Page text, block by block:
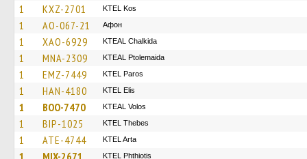
1 KXZ-2701 KTEL Kos
1 AO-067-21 Афон
1 XAO-6929 KTEAL Chalkida
1 MNA-2309 KTEAL Ptolemaida
1 EMZ-7449 KTEL Paros
1 HAN-4180 KTEL Elis
1 BOO-7470 KTEAL Volos
1 BIP-1025 KTEL Thebes
1 ATE-4744 KTEL Arta
1 MIX-2671 ΚΤΕL Phthiotis